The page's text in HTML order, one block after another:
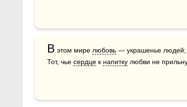
В этом мире любовь — украшенье
Тот, чье сердце к напитку любви не